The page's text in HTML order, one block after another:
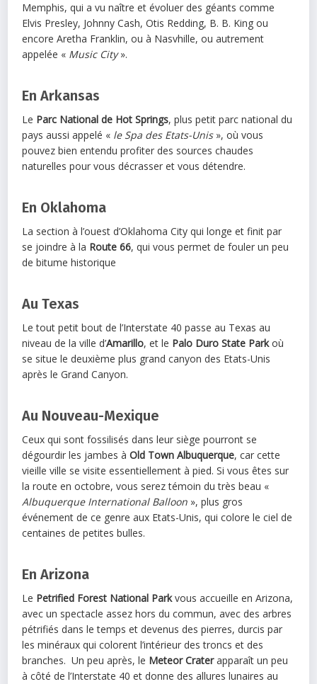
Memphis, qui a vu naître et évoluer des géants comme
Elvis Presley, Johnny Cash, Otis Redding, B. B. King ou
encore Aretha Franklin, ou à Nasvhille, ou autrement
appelée « Music City».
En Arkansas
Le Parc National de Hot Springs, plus petit parc national du
pays aussi appelé « le Spa des Etats-Unis», où vous
pouvez bien entendu profiter des sources chaudes
naturelles pour vous décrasser et vous détendre.
En Oklahoma
La section à l’ouest d’Oklahoma City qui longe et finit par
se joindre à la Route 66, qui vous permet de fouler un peu
de bitume historique
Au Texas
Le tout petit bout de l’Interstate 40 passe au Texas au
niveau de la ville d’Amarillo, et le Palo Duro State Parkoù
se situe le deuxième plus grand canyon des Etats-Unis
après le Grand Canyon.
Au Nouveau-Mexique
Ceux qui sont fossilisés dans leur siège pourront se
dégourdir les jambes àOld Town Albuquerque, car cette
vieille ville se visite essentiellement à pied. Si vous êtes sur
la route en octobre, vous serez témoin du très beau «
Albuquerque International Balloon », plus gros
événement de ce genre aux Etats-Unis, qui colore le ciel de
centaines de petites bulles.
En Arizona
Le Petrified Forest National Parkvous accueille en Arizona,
avec un spectacle assez hors du commun, avec des arbres
pétrifiés dans le temps et devenus des pierres, durcis par
les minéraux qui colorent l’intérieur des troncs et des
branches. Un peu après, le Meteor Craterapparaît un peu
à côté de l’Interstate 40 et donne des allures lunaires au